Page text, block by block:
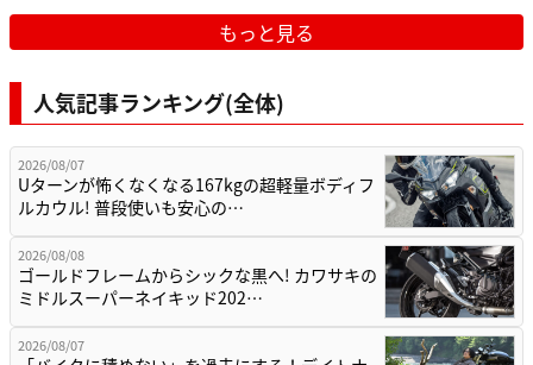
もっと見る
人気記事ランキング(全体)
2026/08/07
Uターンが怖くなくなる167kgの超軽量ボディフ
ルカウル! 普段使いも安心の…
2026/08/08
ゴールドフレームからシックな黒へ! カワサキの
ミドルスーパーネイキッド202…
2026/08/07